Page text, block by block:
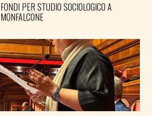
FONDI PER STUDIO SOCIOLOGICO A
MONFALCONE